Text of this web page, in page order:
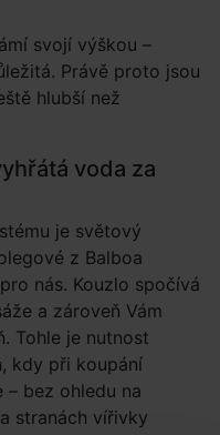
svojí výškou –
Právě proto jsou
hlubší než
voda za
je světový
z Balboa
nás. Kouzlo spočívá
a zároveň Vám
Tohle je nutnost
kdy při koupání
bez ohledu na
stranách vířivky